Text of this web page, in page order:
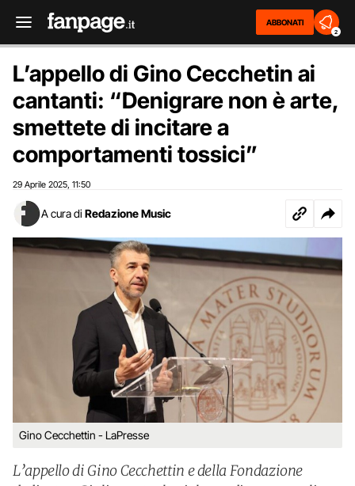
ABBONATI
2
L’appello di Gino Cecchetin ai
cantanti: “Denigrare non è arte,
smettete di incitare a
comportamenti tossici”
29 Aprile 2025 11:50
A cura di Redazione Music
Gino Cecchettin - LaPresse
L’appello di Gino Cecchettin e della Fondazione